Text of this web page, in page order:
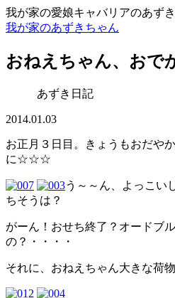
我が家の愛娘キャバリアのあず
我が家のあずきちゃん
おねえちゃん、おで
あずき日記
2014.01.03
お正月３日目。きょうもおだや
に☆☆☆
う～～ん、よっこい
ちそうは？
がーん！おせち終了？オードブ
の？・・・・
それに、おねえちゃん大きな荷